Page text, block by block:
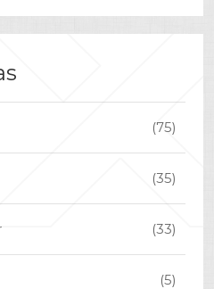
(75)
(35)
(33)
(5)